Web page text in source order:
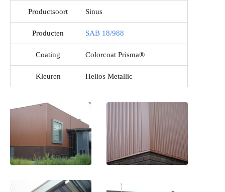
Productsoort Sinus
Producten SAB 18/988
Coating Colorcoat Prisma®
Kleuren Helios Metallic